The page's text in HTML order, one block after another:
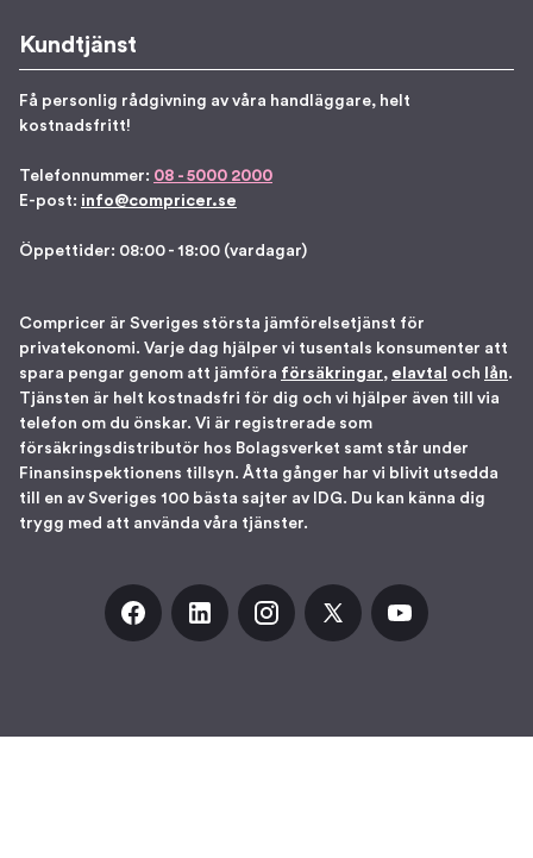
Kundtjänst
Få personlig rådgivning av våra handläggare, helt
kostnadsfritt!
Telefonnummer: 08 - 5000 2000
E-post: info@compricer.se
Öppettider: 08:00 - 18:00 (vardagar)
Compricer är Sveriges största jämförelsetjänst för
privatekonomi. Varje dag hjälper vi tusentals konsumenter att
spara pengar genom att jämföra försäkringar, elavtal och lån.
Tjänsten är helt kostnadsfri för dig och vi hjälper även till via
telefon om du önskar. Vi är registrerade som
försäkringsdistributör hos Bolagsverket samt står under
Finansinspektionens tillsyn. Åtta gånger har vi blivit utsedda
till en av Sveriges 100 bästa sajter av IDG. Du kan känna dig
trygg med att använda våra tjänster.